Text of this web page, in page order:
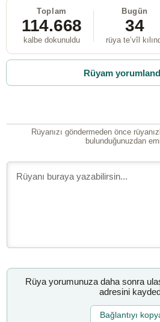
Toplam
114.668
kalbe dokunuldu
Bugün
34
rüya te’vîl
Rüyam
Rüyanızı göndermeden önce
bulunduğunuzdan
Rüya yorumunuza daha sonra
adresini
Bağlantıyı